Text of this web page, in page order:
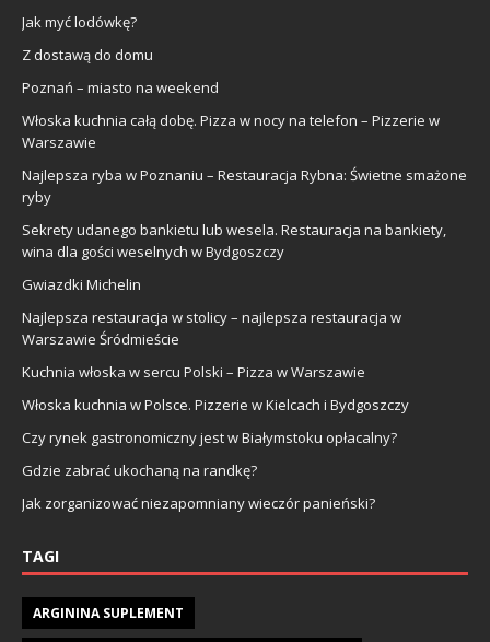
Jak myć lodówkę?
Z dostawą do domu
Poznań – miasto na weekend
Włoska kuchnia całą dobę. Pizza w nocy na telefon – Pizzerie w
Warszawie
Najlepsza ryba w Poznaniu – Restauracja Rybna: Świetne smażone
ryby
Sekrety udanego bankietu lub wesela. Restauracja na bankiety,
wina dla gości weselnych w Bydgoszczy
Gwiazdki Michelin
Najlepsza restauracja w stolicy – najlepsza restauracja w
Warszawie Śródmieście
Kuchnia włoska w sercu Polski – Pizza w Warszawie
Włoska kuchnia w Polsce. Pizzerie w Kielcach i Bydgoszczy
Czy rynek gastronomiczny jest w Białymstoku opłacalny?
Gdzie zabrać ukochaną na randkę?
Jak zorganizować niezapomniany wieczór panieński?
TAGI
ARGININA SUPLEMENT